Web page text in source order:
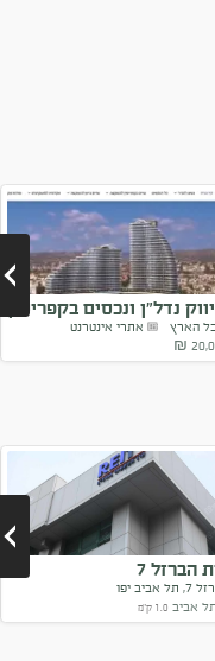
נדל”ן ונכסים בקפריסין
הארץ
אתרי אינטרנט
הברזל 7
אביב יפו
תל אביב 1.0 ק"מ